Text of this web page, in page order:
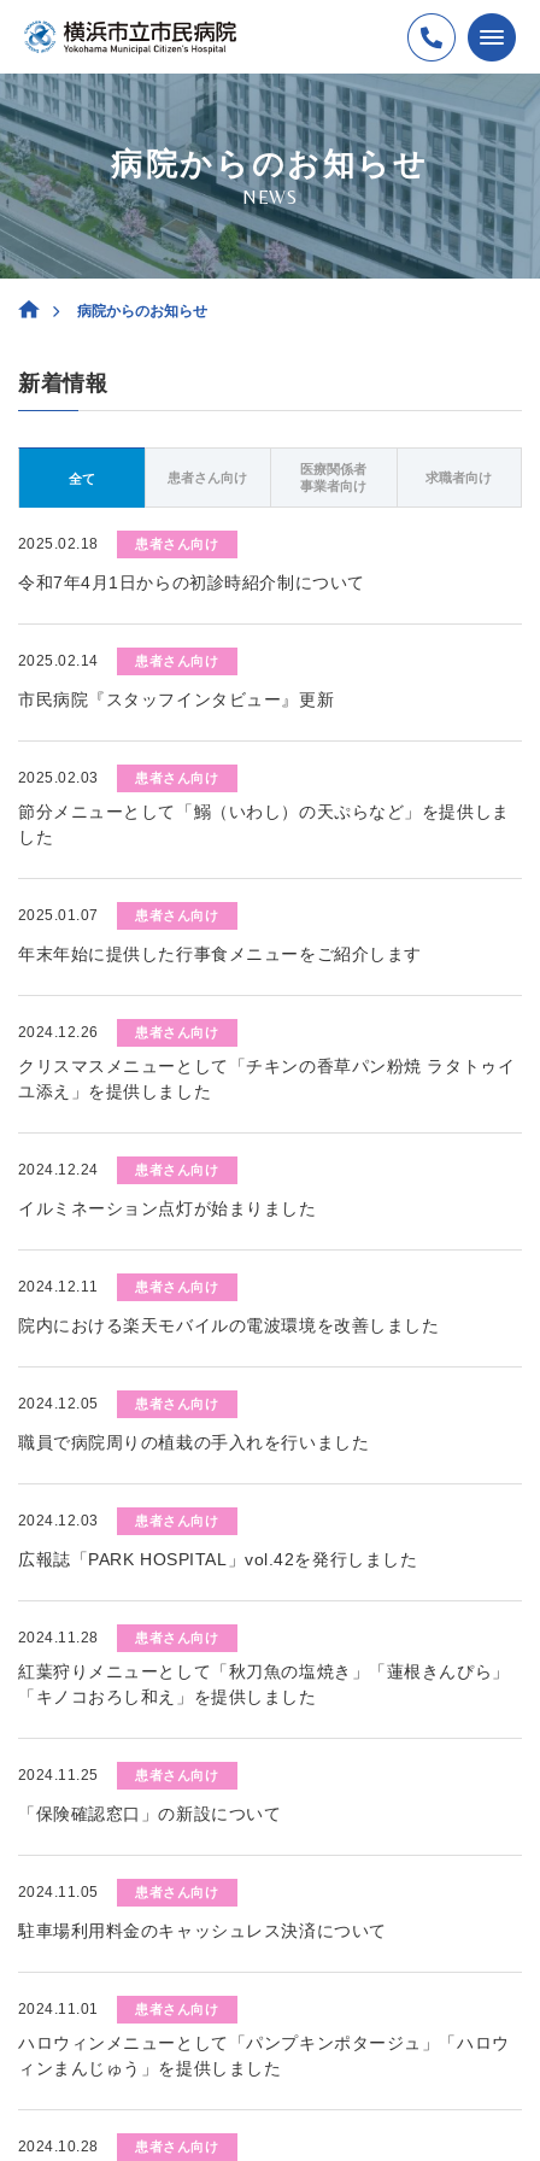
病院からのお知らせ
NEWS
病院からのお知らせ
新着情報
全て 患者さん向け
医療関係者
事業者向け
求職者向け
2025.02.18 患者さん向け
令和7年4月1日からの初診時紹介制について
2025.02.14 患者さん向け
市民病院『スタッフインタビュー』更新
2025.02.03 患者さん向け
節分メニューとして「鰯（いわし）の天ぷらなど」を提供しま
した
2025.01.07 患者さん向け
年末年始に提供した行事食メニューをご紹介します
2024.12.26 患者さん向け
クリスマスメニューとして「チキンの香草パン粉焼 ラタトゥイ
ユ添え」を提供しました
2024.12.24 患者さん向け
イルミネーション点灯が始まりました
2024.12.11 患者さん向け
院内における楽天モバイルの電波環境を改善しました
2024.12.05 患者さん向け
職員で病院周りの植栽の手入れを行いました
2024.12.03 患者さん向け
広報誌「PARK HOSPITAL」vol.42を発行しました
2024.11.28 患者さん向け
紅葉狩りメニューとして「秋刀魚の塩焼き」「蓮根きんぴら」
「キノコおろし和え」を提供しました
2024.11.25 患者さん向け
「保険確認窓口」の新設について
2024.11.05 患者さん向け
駐車場利用料金のキャッシュレス決済について
2024.11.01 患者さん向け
ハロウィンメニューとして「パンプキンポタージュ」「ハロウ
ィンまんじゅう」を提供しました
2024.10.28 患者さん向け